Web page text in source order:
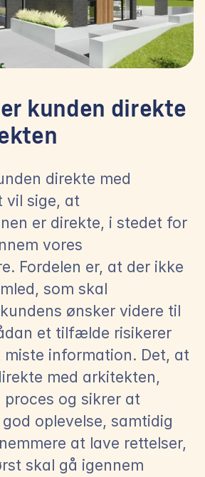
kunden direkte
direkte med
vil sige, at
er direkte, i stedet for
vores
Fordelen er, at der ikke
som skal
ønsker videre til
et tilfælde risikerer
miste information. Det, at
med arkitekten,
proces og sikrer at
oplevelse, samtidig
at lave rettelser,
skal gå igennem